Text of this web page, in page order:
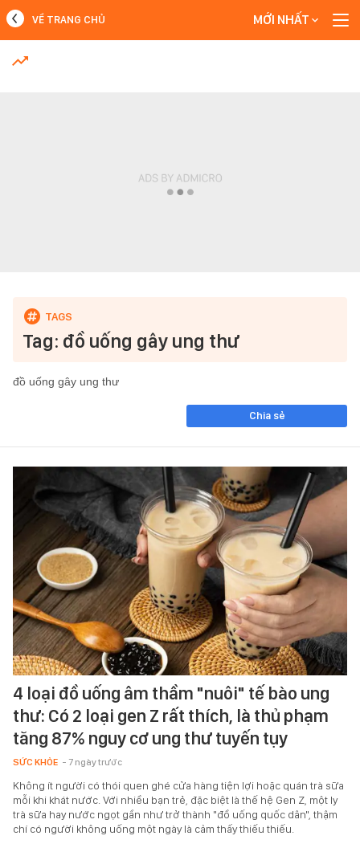
MỚI NHẤT
VỀ TRANG CHỦ MỚI NHẤT
Tag: đồ uống gây ung thư
đồ uống gây ung thư
Chia sẻ
4 loại đồ uống âm thầm "nuôi" tế bào ung
thư: Có 2 loại gen Z rất thích, là thủ phạm
tăng 87% nguy cơ ung thư tuyến tụy
SỨC KHỎE - 7 ngày trước
Không ít người có thói quen ghé cửa hàng tiện lợi hoặc quán trà sữa
mỗi khi khát nước. Với nhiều bạn trẻ, đặc biệt là thế hệ Gen Z, một ly
trà sữa hay nước ngọt gần như trở thành "đồ uống quốc dân", thậm
chí có người không uống một ngày là cảm thấy thiếu thiếu.